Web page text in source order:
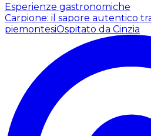
Esperienze gastronomiche
Carpione: il sapore autentico
piemontesiOspitato da Cinzia